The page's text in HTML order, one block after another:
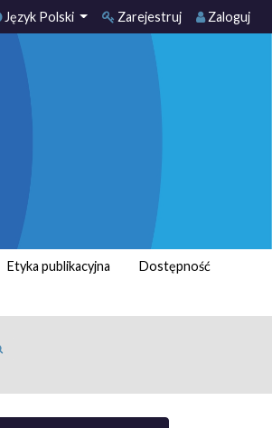
Język Polski Zarejestruj Zaloguj
Etyka publikacyjna Dostępność